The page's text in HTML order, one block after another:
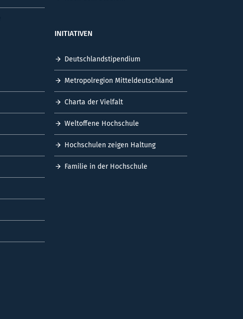
INITIATIVEN
Deutschlandstipendium
Metropolregion Mitteldeutschland
Charta der Vielfalt
Weltoffene Hochschule
Hochschulen zeigen Haltung
Familie in der Hochschule